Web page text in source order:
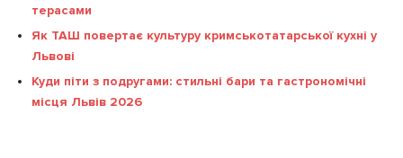
терасами
Як ТАШ повертає культуру кримськотатарської кухні у
Львові
Куди піти з подругами: стильні бари та гастрономічні
місця Львів 2026